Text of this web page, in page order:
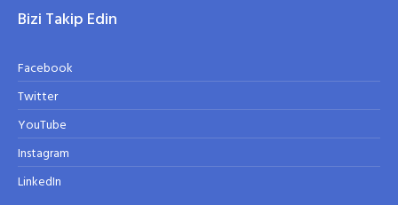
Bizi Takip Edin
Facebook
Twitter
YouTube
Instagram
LinkedIn